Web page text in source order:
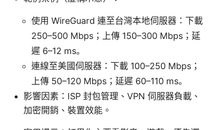
使用 WireGuard 連至台灣本地伺服器：下載
250–500 Mbps；上傳 150–300 Mbps；延
遲 6–12 ms。
連線至美國伺服器：下載 100–250 Mbps；
上傳 50–120 Mbps；延遲 60–110 ms。
影響因素：ISP 封包管理、VPN 伺服器負載、
加密開銷、裝置效能。